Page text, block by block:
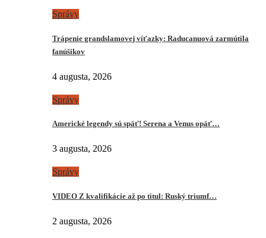
Správy
Trápenie grandslamovej víťazky: Raducanuová zarmútila
fanúšikov
4 augusta, 2026
Správy
Americké legendy sú späť! Serena a Venus opäť…
3 augusta, 2026
Správy
VIDEO Z kvalifikácie až po titul: Ruský triumf…
2 augusta, 2026